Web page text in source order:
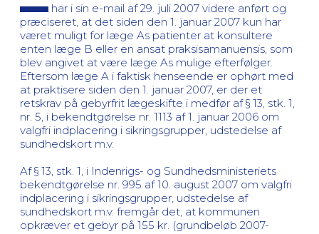
har i sin e-mail af 29. juli 2007 videre anført og
præciseret, at det siden den 1. januar 2007 kun har
været muligt for læge As patienter at konsultere
enten læge B eller en ansat praksisamanuensis, som
blev angivet at være læge As mulige efterfølger.
Eftersom læge A i faktisk henseende er ophørt med
at praktisere siden den 1. januar 2007, er der et
retskrav på gebyrfrit lægeskifte i medfør af § 13, stk. 1,
nr. 5, i bekendtgørelse nr. 1113 af 1. januar 2006 om
valgfri indplacering i sikringsgrupper, udstedelse af
sundhedskort m.v.
Af § 13, stk. 1, i Indenrigs- og Sundhedsministeriets
bekendtgørelse nr. 995 af 10. august 2007 om valgfri
indplacering i sikringsgrupper, udstedelse af
sundhedskort m.v. fremgår det, at kommunen
opkræver et gebyr på 155 kr. (grundbeløb 2007-